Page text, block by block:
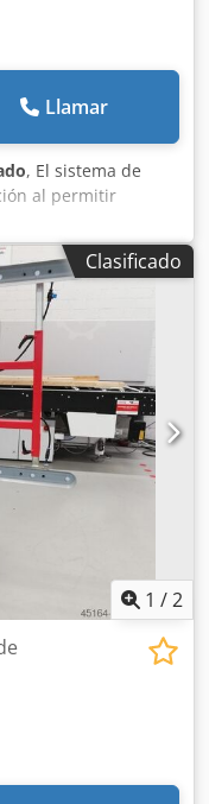
Llamar
, El sistema de
al permitir
a horizontal.
mediante un
Los rodillos de
horizontal.
transporte seguro
Altura de apoyo: •
340-120 mm • en
1200-890 mm
mm Capacidad
Dcjdpfsv T Ilvex
Clasificado
1 /2